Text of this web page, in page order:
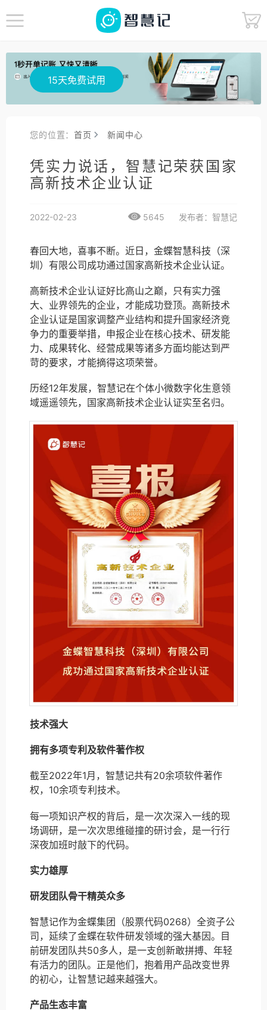
15天免费试用
您的位置：首页 新闻中心
凭实力说话，智慧记荣获国家
高新技术企业认证
2022-02-23 5645 发布者：智慧记
春回大地，喜事不断。近日，金蝶智慧科技（深
圳）有限公司成功通过国家高新技术企业认证。
高新技术企业认证好比高山之巅，只有实力强
大、业界领先的企业，才能成功登顶。高新技术
企业认证是国家调整产业结构和提升国家经济竞
争力的重要举措，申报企业在核心技术、研发能
力、成果转化、经营成果等诸多方面均能达到严
苛的要求，才能摘得这项荣誉。
历经12年发展，智慧记在个体小微数字化生意领
域遥遥领先，国家高新技术企业认证实至名归。
技术强大
拥有多项专利及软件著作权
截至2022年1月，智慧记共有20余项软件著作
权，10余项专利技术。
每一项知识产权的背后，是一次次深入一线的现
场调研，是一次次思维碰撞的研讨会，是一行行
深夜加班时敲下的代码。
实力雄厚
研发团队骨干精英众多
智慧记作为金蝶集团（股票代码0268）全资子公
司，延续了金蝶在软件研发领域的强大基因。目
前研发团队共50多人，是一支创新敢拼搏、年轻
有活力的团队。正是他们，抱着用产品改变世界
的初心，让智慧记越来越强大。
产品生态丰富